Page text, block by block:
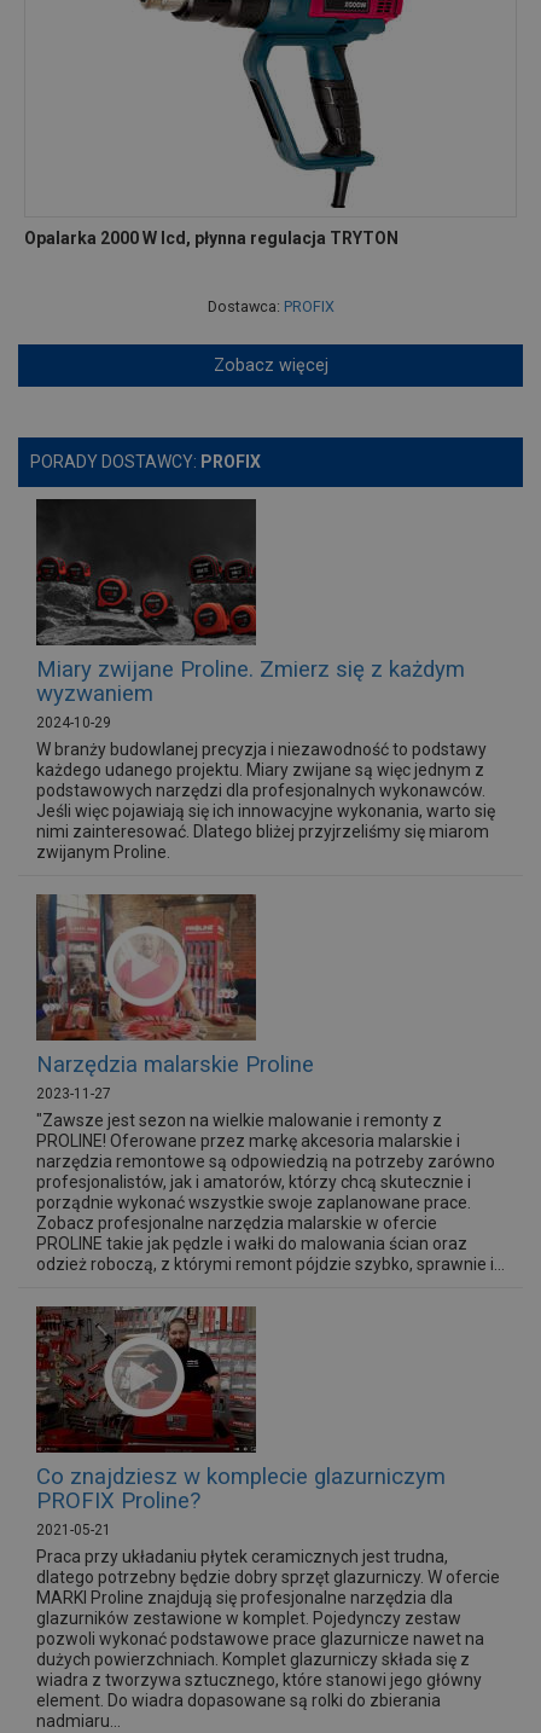
Opalarka 2000 W lcd, płynna regulacja TRYTON
Dostawca: PROFIX
Zobacz więcej
PORADY DOSTAWCY: PROFIX
Miary zwijane Proline. Zmierz się z każdym
wyzwaniem
2024-10-29
W branży budowlanej precyzja i niezawodność to podstawy
każdego udanego projektu. Miary zwijane są więc jednym z
podstawowych narzędzi dla profesjonalnych wykonawców.
Jeśli więc pojawiają się ich innowacyjne wykonania, warto się
nimi zainteresować. Dlatego bliżej przyjrzeliśmy się miarom
zwijanym Proline.
Narzędzia malarskie Proline
2023-11-27
"Zawsze jest sezon na wielkie malowanie i remonty z
PROLINE! Oferowane przez markę akcesoria malarskie i
narzędzia remontowe są odpowiedzią na potrzeby zarówno
profesjonalistów, jak i amatorów, którzy chcą skutecznie i
porządnie wykonać wszystkie swoje zaplanowane prace.
Zobacz profesjonalne narzędzia malarskie w ofercie
PROLINE takie jak pędzle i wałki do malowania ścian oraz
odzież roboczą, z którymi remont pójdzie szybko, sprawnie i...
Co znajdziesz w komplecie glazurniczym
PROFIX Proline?
2021-05-21
Praca przy układaniu płytek ceramicznych jest trudna,
dlatego potrzebny będzie dobry sprzęt glazurniczy. W ofercie
MARKI Proline znajdują się profesjonalne narzędzia dla
glazurników zestawione w komplet. Pojedynczy zestaw
pozwoli wykonać podstawowe prace glazurnicze nawet na
dużych powierzchniach. Komplet glazurniczy składa się z
wiadra z tworzywa sztucznego, które stanowi jego główny
element. Do wiadra dopasowane są rolki do zbierania
nadmiaru...